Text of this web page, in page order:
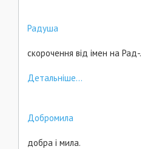
Радуша
скорочення від імен на Рад-.
Детальніше...
Добромила
добра і мила.